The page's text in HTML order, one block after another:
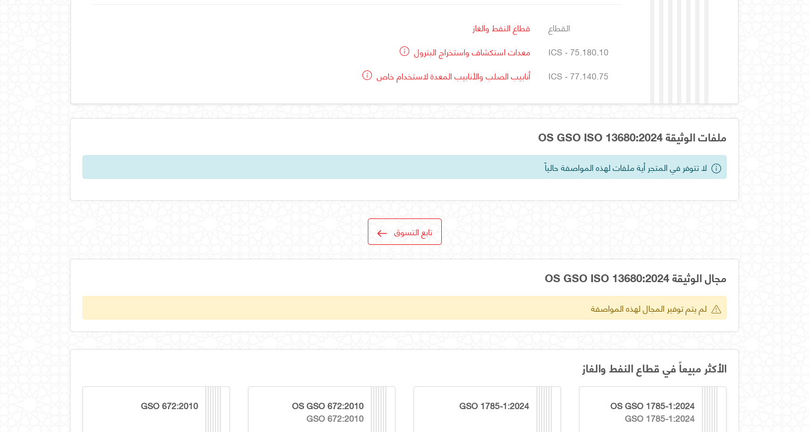
القطاع
قطاع النفط والغاز
ICS - 75.180.10
معدات استكشاف واستخراج البترول
ICS - 77.140.75
أنابيب الصلب والأنابيب المعدة لاستخدام خاص
ملفات الوثيقة OS GSO ISO 13680:2024
لا تتوفر في المتجر أية ملفات لهذه المواصفة حالياً
تابع التسوق
مجال الوثيقة OS GSO ISO 13680:2024
لم يتم توفير المجال لهذه المواصفة
الأكثر مبيعاً في قطاع النفط والغاز
OS GSO 1785-1:2024
GSO 1785-1:2024
GSO 1785-1:2024
OS GSO 672:2010
GSO 672:2010
GSO 672:2010